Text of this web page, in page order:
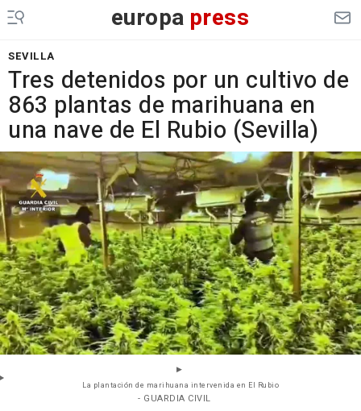
europa press
SEVILLA
Tres detenidos por un cultivo de
863 plantas de marihuana en
una nave de El Rubio (Sevilla)
La plantación de marihuana intervenida en El Rubio
- GUARDIA CIVIL